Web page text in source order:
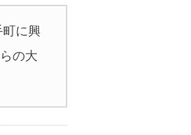
町に興
の大